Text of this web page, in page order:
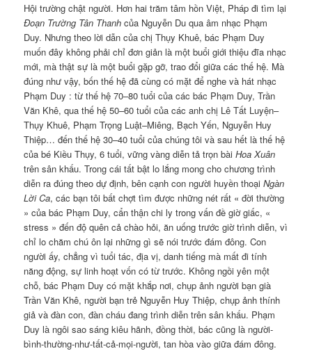
Hội trường chật người. Hơn hai trăm tâm hồn Việt, Pháp đi tìm lại
Đoạn Trường Tân Thanh của Nguyễn Du qua âm nhạc Phạm
Duy. Nhưng theo lời dẫn của chị Thụy Khuê, bác Phạm Duy
muốn đây không phải chỉ đơn giản là một buổi giới thiệu đĩa nhạc
mới, mà thật sự là một buổi gặp gỡ, trao đổi giữa các thế hệ. Mà
đúng như vậy, bốn thế hệ đã cùng có mặt để nghe và hát nhạc
Phạm Duy : từ thế hệ 70–80 tuổi của các bác Phạm Duy, Trần
Văn Khê, qua thế hệ 50–60 tuổi của các anh chị Lê Tất Luyện–
Thụy Khuê, Phạm Trọng Luật–Miêng, Bạch Yến, Nguyễn Huy
Thiệp… đến thế hệ 30–40 tuổi của chúng tôi và sau hết là thế hệ
của bé Kiều Thụy, 6 tuổi, vững vàng diễn tả trọn bàiHoa Xuân
trên sân khấu. Trong cái tất bật lo lắng mong cho chương trình
diễn ra đúng theo dự định, bên cạnh con người huyền thoạiNgàn
Lời Ca, các bạn tôi bất chợt tìm được những nét rất « đời thường
» của bác Phạm Duy, cẩn thận chi ly trong vấn đề giờ giấc, «
stress » đến độ quên cả chào hỏi, ăn uống trước giờ trình diễn, vì
chỉ lo chăm chú ôn lại những gì sẽ nói trước đám đông. Con
người ấy, chẳng vì tuổi tác, địa vị, danh tiếng mà mất đi tính
năng động, sự linh hoạt vốn có từ trước. Không ngồi yên một
chỗ, bác Phạm Duy có mặt khắp nơi, chụp ảnh người bạn già
Trần Văn Khê, người bạn trẻ Nguyễn Huy Thiệp, chụp ảnh thính
giả và đàn con, đàn cháu đang trình diễn trên sân khấu. Phạm
Duy là ngôi sao sáng kiêu hãnh, đồng thời, bác cũng là người-
bình-thường-như-tất-cả-mọi-người, tan hòa vào giữa đám đông.